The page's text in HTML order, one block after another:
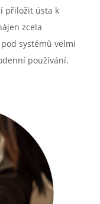
přiložit ústa k
zcela
systémů velmi
používání.